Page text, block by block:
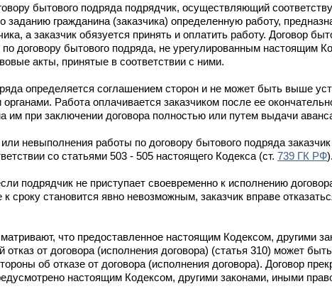
бытового подряда подрядчик, осуществляющий
заданию гражданина (заказчика) определенную работу,
а заказчик обязуется принять и оплатить работу. Договор
договору бытового подряда, не урегулированным настоящим
акты, принятые в соответствии с ними.
определяется соглашением сторон и не может быть выше
Работа оплачивается заказчиком после ее
им при заключении договора полностью или путем выдачи
невыполнения работы по договору бытового подряда
со статьями 503 - 505 настоящего Кодекса (ст. 739 ГК РФ).
подрядчик не приступает своевременно к исполнению
сроку становится явно невозможным, заказчик вправе
что предоставленное настоящим Кодексом, другими
отказ от договора (исполнения договора) (статья 310) может
об отказе от договора (исполнения договора). Договор
настоящим Кодексом, другими законами, иными